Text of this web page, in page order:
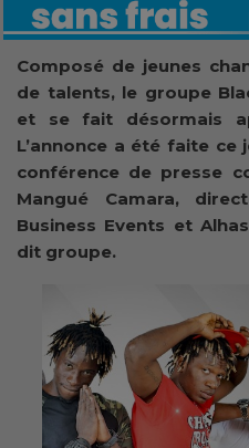
Composé de jeunes
de talents, le groupe
et se fait désormais
L’annonce a été faite ce
conférence de presse
Mangué Camara,
Business Events et
dit groupe.